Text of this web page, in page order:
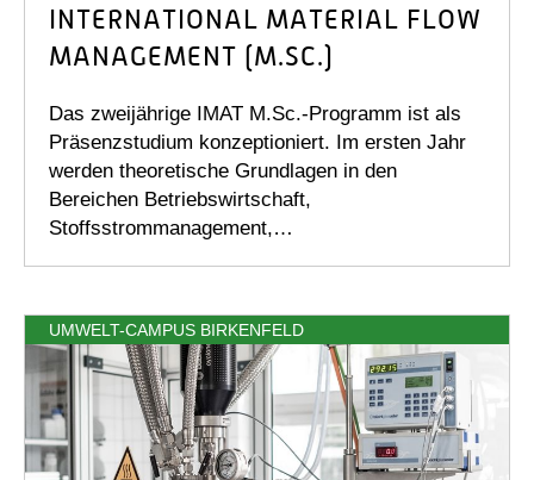
INTERNATIONAL MATERIAL FLOW
MANAGEMENT (M.SC.)
Das zweijährige IMAT M.Sc.-Programm ist als
Präsenzstudium konzeptioniert. Im ersten Jahr
werden theoretische Grundlagen in den
Bereichen Betriebswirtschaft,
Stoffsstrommanagement,…
UMWELT-CAMPUS BIRKENFELD